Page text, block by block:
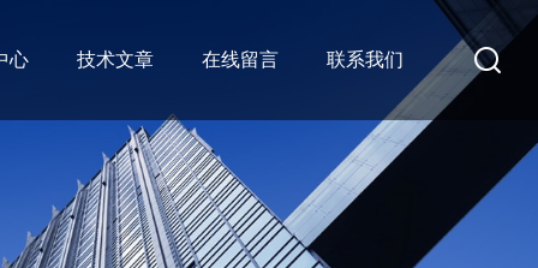
心 技术文章 在线留言 联系我们